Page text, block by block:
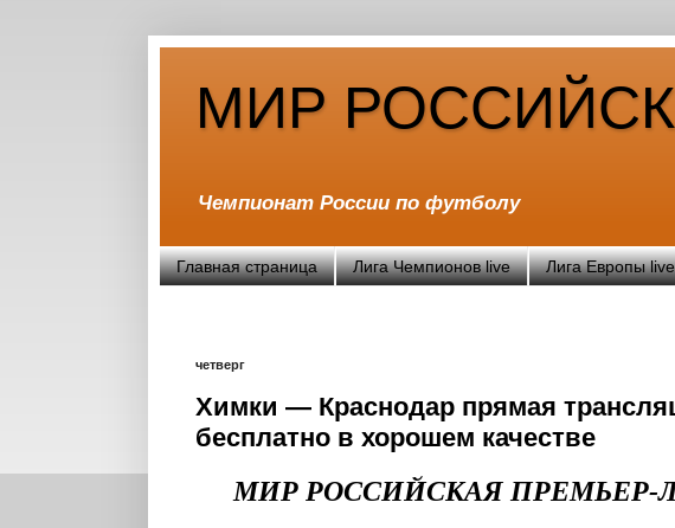
МИР
Чемпионат России по футболу
Главная страница Лига Чемпионов live Лига Европы live
четверг
Химки — Краснодар прямая
бесплатно в хорошем качестве
МИР РОССИЙСКАЯ ПРЕМЬЕР-